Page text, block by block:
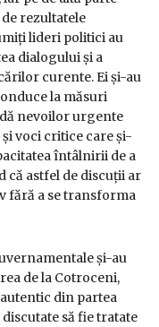
rezultatele
lideri politici au
dialogului și a
curente. Ei și-au
la măsuri
nevoilor urgente
voci critice care și-
întâlnirii de a
că astfel de discuții ar
fără a se transforma
și-au
de la Cotroceni,
din partea
să fie tratate